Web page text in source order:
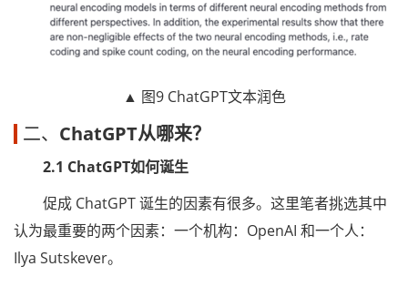
▲ 图9 ChatGPT文本润色
二、 ChatGPT从哪来？
2.1 ChatGPT如何诞生
促成 ChatGPT 诞生的因素有很多。这里笔者挑选其中
认为最重要的两个因素：一个机构：OpenAI 和一个人：
Ilya Sutskever。